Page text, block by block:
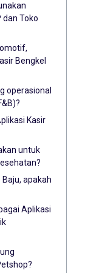
dan Toko
Bengkel
operasional
Kasir
untuk
apakah
Aplikasi